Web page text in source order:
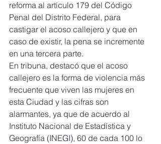
reforma al artículo 179 del Código
Penal del Distrito Federal, para
castigar el acoso callejero y que en
caso de existir, la pena se incremente
en una tercera parte.
En tribuna, destacó que el acoso
callejero es la forma de violencia más
frecuente que viven las mujeres en
esta Ciudad y las cifras son
alarmantes, ya que de acuerdo al
Instituto Nacional de Estadística y
Geografía (INEGI), 60 de cada 100 lo